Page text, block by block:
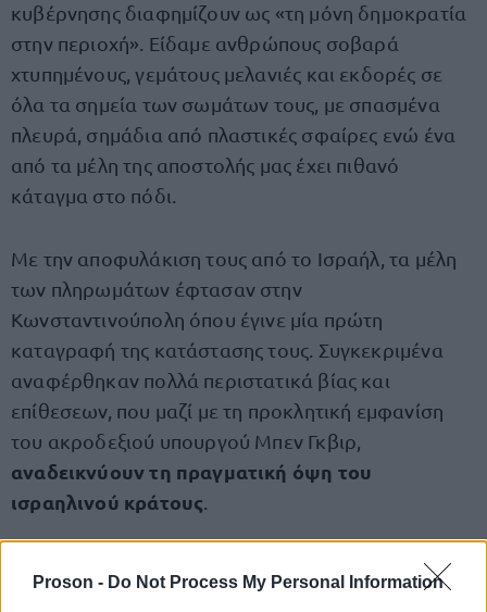
Proson - Do Not Process My Personal Information
κυβέρνησης διαφημίζουν ως «τη μόνη δημοκρατία
στην περιοχή». Είδαμε ανθρώπους σοβαρά
χτυπημένους, γεμάτους μελανιές και εκδορές σε
όλα τα σημεία των σωμάτων τους, με σπασμένα
πλευρά, σημάδια από πλαστικές σφαίρες ενώ ένα
από τα μέλη της αποστολής μας έχει πιθανό
κάταγμα στο πόδι.
Με την αποφυλάκιση τους από το Ισραήλ, τα μέλη
των πληρωμάτων έφτασαν στην
Κωνσταντινούπολη όπου έγινε μία πρώτη
καταγραφή της κατάστασης τους. Συγκεκριμένα
αναφέρθηκαν πολλά περιστατικά βίας και
επίθεσεων, που μαζί με τη προκλητική εμφανίση
του ακροδεξιού υπουργού Μπεν Γκβιρ,
αναδεικνύουν τη πραγματική όψη του
ισραηλινού κράτους
για
την μεταχείριση των Ελλήνων και Ελληνίδων από